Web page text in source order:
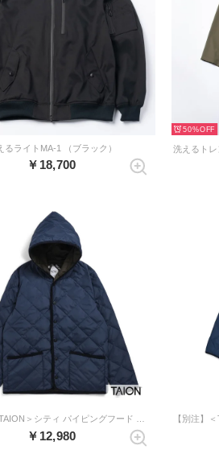
るライトMA-1 （ブラック）
￥18,700
50%
￥12,980